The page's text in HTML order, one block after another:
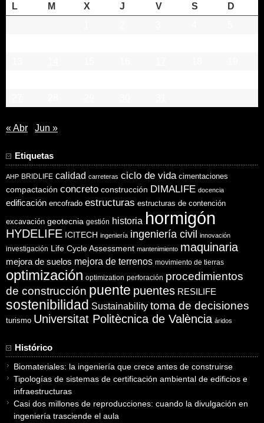
L
M X J V S
D
« Abr Jun »
Etiquetas
AHP BRIDLIFE calidad carreteras ciclo de vida cimentaciones
compactación concreto construcción DIMALIFE docencia
edificación encofrado estructuras estructuras de contención
excavación geotecnia gestión historia hormigón
HYDELIFE ICITECH ingeniería ingeniería civil innovación
investigación Life Cycle Assessment mantenimiento maquinaria
mejora de suelos mejora de terrenos movimiento de tierras
optimización optimization perforación procedimientos
de construcción puente puentes RESILIFE
sostenibilidad Sustainability toma de decisiones
turismo Universitat Politècnica de València áridos
Histórico
Biomateriales: la ingeniería que crece antes de construirse
Tipologías de sistemas de certificación ambiental de edificios e
infraestructuras
Casi dos millones de reproducciones: cuando la divulgación en
ingeniería trasciende el aula